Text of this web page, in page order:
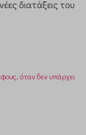
διατάξεις του
όταν δεν υπάρχει